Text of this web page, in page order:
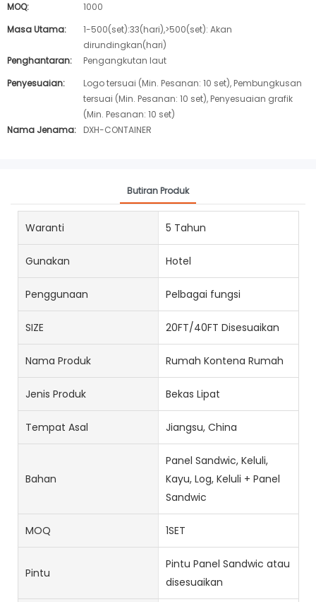
MOQ:
1000
Masa Utama:
1-500(set):33(hari),>500(set): Akan
dirundingkan(hari)
Penghantaran:
Pengangkutan laut
Penyesuaian:
Logo tersuai (Min. Pesanan: 10 set), Pembungkusan
tersuai (Min. Pesanan: 10 set), Penyesuaian grafik
(Min. Pesanan: 10 set)
Nama Jenama:
DXH-CONTAINER
Butiran Produk
Waranti 5 Tahun
Gunakan Hotel
Penggunaan Pelbagai fungsi
SIZE 20FT/40FT Disesuaikan
Nama Produk Rumah Kontena Rumah
Jenis Produk Bekas Lipat
Tempat Asal Jiangsu, China
Bahan
Panel Sandwic, Keluli,
Kayu, Log, Keluli + Panel
Sandwic
MOQ 1SET
Pintu
Pintu Panel Sandwic atau
disesuaikan